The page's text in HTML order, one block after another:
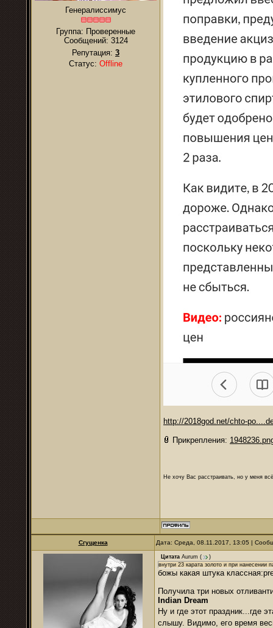
Генералиссимус
Группа: Проверенные
Сообщений: 3124
Репутация: 3
Статус: Offline
http://2018god.net/chto-
Прикрепления:
Не хочу Вас расстраивать, но у меня
Сгущенка Дата: Среда, 08.11.2017, 13:05 |
Цитата Aurum (
)
внутри 23 карата золото и при нанесении
божы какая штука
Получила три новых
Indian Dream
Ну и где этот праздник...где
слышу. Видимо, его время